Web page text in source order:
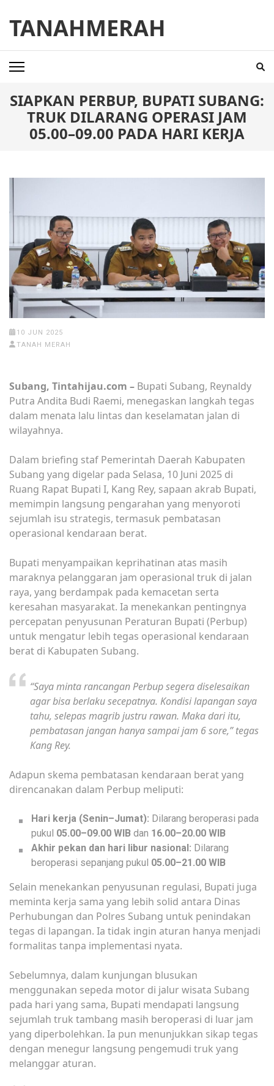
content
(Press
Enter)
TANAHMERAH
SIAPKAN PERBUP, BUPATI SUBANG:
TRUK DILARANG OPERASI JAM
05.00–09.00 PADA HARI KERJA
10 JUN 2025
TANAH MERAH
Subang, Tintahijau.com – Bupati Subang, Reynaldy
Putra Andita Budi Raemi, menegaskan langkah tegas
dalam menata lalu lintas dan keselamatan jalan di
wilayahnya.
Dalam briefing staf Pemerintah Daerah Kabupaten
Subang yang digelar pada Selasa, 10 Juni 2025 di
Ruang Rapat Bupati I, Kang Rey, sapaan akrab Bupati,
memimpin langsung pengarahan yang menyoroti
sejumlah isu strategis, termasuk pembatasan
operasional kendaraan berat.
Bupati menyampaikan keprihatinan atas masih
maraknya pelanggaran jam operasional truk di jalan
raya, yang berdampak pada kemacetan serta
keresahan masyarakat. Ia menekankan pentingnya
percepatan penyusunan Peraturan Bupati (Perbup)
untuk mengatur lebih tegas operasional kendaraan
berat di Kabupaten Subang.
“Saya minta rancangan Perbup segera diselesaikan
agar bisa berlaku secepatnya. Kondisi lapangan saya
tahu, selepas magrib justru rawan. Maka dari itu,
pembatasan jangan hanya sampai jam 6 sore,” tegas
Kang Rey.
Adapun skema pembatasan kendaraan berat yang
direncanakan dalam Perbup meliputi:
Hari kerja (Senin–Jumat): Dilarang beroperasi pada
pukul 05.00–09.00 WIB dan 16.00–20.00 WIB
Akhir pekan dan hari libur nasional: Dilarang
beroperasi sepanjang pukul 05.00–21.00 WIB
Selain menekankan penyusunan regulasi, Bupati juga
meminta kerja sama yang lebih solid antara Dinas
Perhubungan dan Polres Subang untuk penindakan
tegas di lapangan. Ia tidak ingin aturan hanya menjadi
formalitas tanpa implementasi nyata.
Sebelumnya, dalam kunjungan blusukan
menggunakan sepeda motor di jalur wisata Subang
pada hari yang sama, Bupati mendapati langsung
sejumlah truk tambang masih beroperasi di luar jam
yang diperbolehkan. Ia pun menunjukkan sikap tegas
dengan menegur langsung pengemudi truk yang
melanggar aturan.